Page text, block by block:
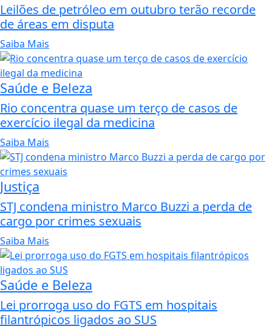
Leilões de petróleo em outubro terão recorde
de áreas em disputa
Saiba Mais
Saúde e Beleza
Rio concentra quase um terço de casos de
exercício ilegal da medicina
Saiba Mais
Justiça
STJ condena ministro Marco Buzzi a perda de
cargo por crimes sexuais
Saiba Mais
Saúde e Beleza
Lei prorroga uso do FGTS em hospitais
filantrópicos ligados ao SUS